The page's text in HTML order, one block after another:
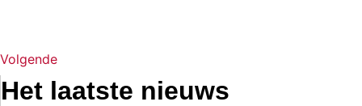
Volgende
Het laatste nieuws